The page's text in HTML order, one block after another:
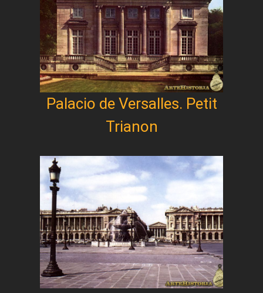
Palacio de Versalles. Petit
Trianon